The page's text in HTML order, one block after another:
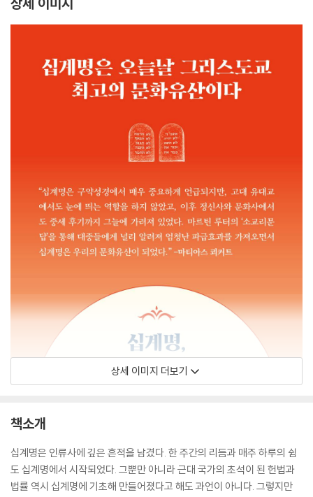
상세 이미지 더보기
책소개
십계명은 인류사에 깊은 흔적을 남겼다. 한 주간의 리듬과 매주 하루의 쉼
도 십계명에서 시작되었다. 그뿐만 아니라 근대 국가의 초석이 된 헌법과
법률 역시 십계명에 기초해 만들어졌다고 해도 과언이 아니다. 그렇지만